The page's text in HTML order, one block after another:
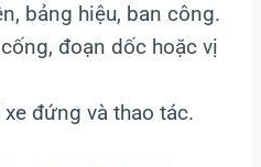
bảng hiệu, ban công.
đoạn dốc hoặc vị
đứng và thao tác.